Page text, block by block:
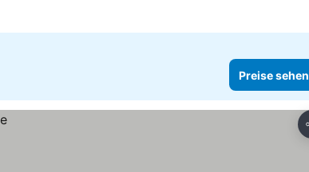
Preise sehen